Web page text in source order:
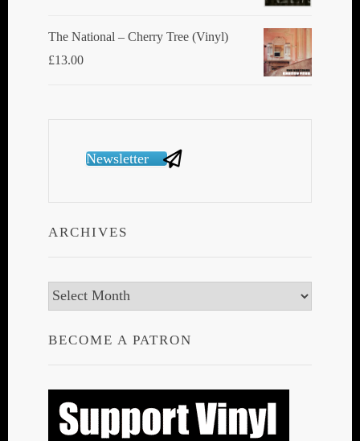
The National ‎– Cherry Tree (Vinyl)
£13.00
Newsletter
ARCHIVES
Archives
BECOME A PATRON